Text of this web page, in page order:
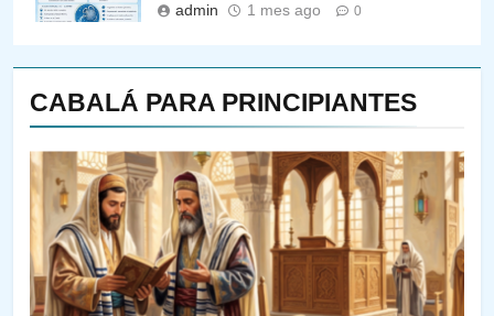
CABALÁ PARA PRINCIPIANTES
144
VE LO QUE VA A NACER
PENSAMIENTO JUDÍO PIRKEI AVOT
145
CABALÁ Y JASIDUT: EL
admin 1 mes ago 0